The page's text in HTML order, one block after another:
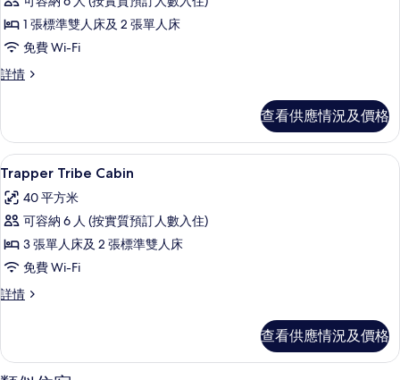
有
New
Standard
Cabin
片
1 張標準雙人床及 2 張單人床
免費 Wi-Fi
詳情
New
情
查看供應情況及價格
載
入
所
有
Trapper
Tribe
Cabin
片
2 間睡房、房內夾萬、遮光窗簾/窗簾
3
Trapper Tribe Cabin
40 平方米
可容納 6 人 (按實質預訂人數入住)
3 張單人床及 2 張標準雙人床
免費 Wi-Fi
詳情
Trapper
情
查看供應情況及價格